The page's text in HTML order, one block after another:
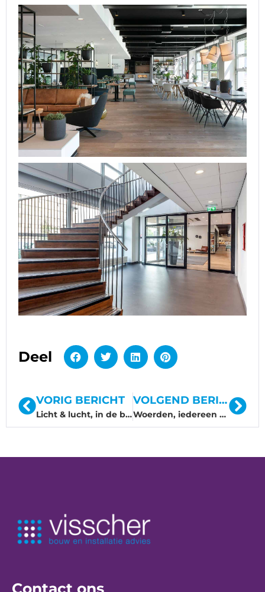
Deel
VORIG BERICHT
Licht & lucht, in de bossen van Zeist
VOLGEND BERICHT
Woerden, iedereen wil er wonen
Contact ons